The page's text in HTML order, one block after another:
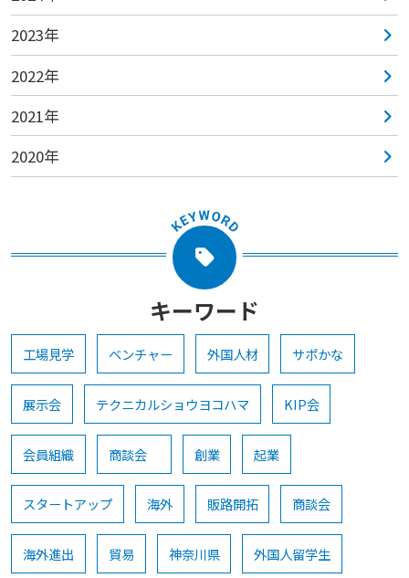
2023年
2022年
2021年
2020年
キーワード
工場見学 ベンチャー 外国人材 サポかな
展示会 テクニカルショウヨコハマ KIP会
会員組織 商談会 創業 起業
スタートアップ 海外 販路開拓 商談会
海外進出 貿易 神奈川県 外国人留学生